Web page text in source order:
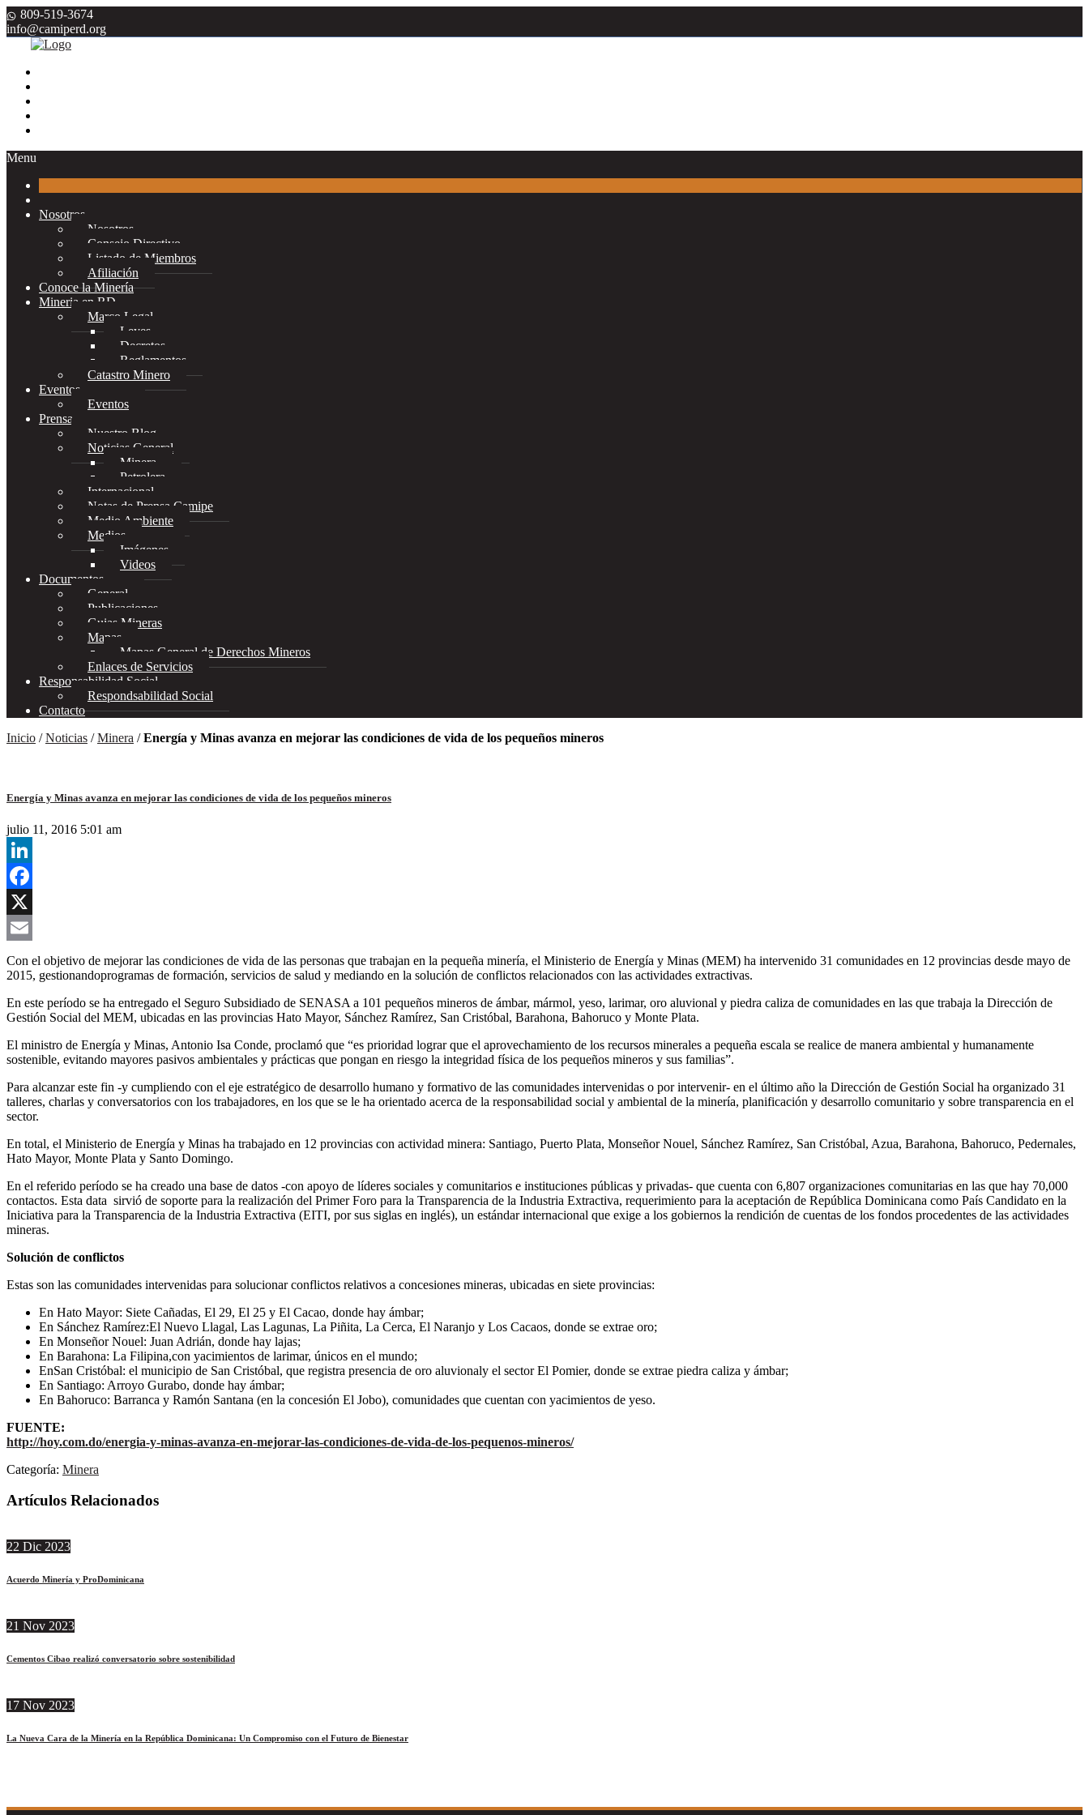
809-519-3674
info@camiperd.org
Menu
Nosotros
Nosotros
Consejo Directivo
Listado de Miembros
Afiliación
Conoce la Minería
Mineria en RD
Marco Legal
Leyes
Decretos
Reglamentos
Catastro Minero
Eventos
Eventos
Prensa
Nuestro Blog
Noticias General
Minera
Petrolera
Internacional
Notas de Prensa Camipe
Medio Ambiente
Medios
Imágenes
Videos
Documentos
General
Publicaciones
Guias Mineras
Mapas
Mapas General de Derechos Mineros
Enlaces de Servicios
Responsabilidad Social
Respondsabilidad Social
Contacto
Inicio /Noticias /Minera /Energía y Minas avanza en mejorar las condiciones de vida de los pequeños mineros
Energía y Minas avanza en mejorar las condiciones de vida de los pequeños mineros
julio 11, 2016 5:01 am
LinkedIn
Facebook
X
Email
Con el objetivo de mejorar las condiciones de vida de las personas que trabajan en la pequeña minería, el Ministerio de Energía y Minas (MEM) ha intervenido 31 comunidades en 12 provincias desde mayo de
2015, gestionandoprogramas de formación, servicios de salud y mediando en la solución de conflictos relacionados con las actividades extractivas.
En este período se ha entregado el Seguro Subsidiado de SENASA a 101 pequeños mineros de ámbar, mármol, yeso, larimar, oro aluvional y piedra caliza de comunidades en las que trabaja la Dirección de
Gestión Social del MEM, ubicadas en las provincias Hato Mayor, Sánchez Ramírez, San Cristóbal, Barahona, Bahoruco y Monte Plata.
El ministro de Energía y Minas, Antonio Isa Conde, proclamó que “es prioridad lograr que el aprovechamiento de los recursos minerales a pequeña escala se realice de manera ambiental y humanamente
sostenible, evitando mayores pasivos ambientales y prácticas que pongan en riesgo la integridad física de los pequeños mineros y sus familias”.
Para alcanzar este fin -y cumpliendo con el eje estratégico de desarrollo humano y formativo de las comunidades intervenidas o por intervenir- en el último año la Dirección de Gestión Social ha organizado 31
talleres, charlas y conversatorios con los trabajadores, en los que se le ha orientado acerca de la responsabilidad social y ambiental de la minería, planificación y desarrollo comunitario y sobre transparencia en el
sector.
En total, el Ministerio de Energía y Minas ha trabajado en 12 provincias con actividad minera: Santiago, Puerto Plata, Monseñor Nouel, Sánchez Ramírez, San Cristóbal, Azua, Barahona, Bahoruco, Pedernales,
Hato Mayor, Monte Plata y Santo Domingo.
En el referido período se ha creado una base de datos -con apoyo de líderes sociales y comunitarios e instituciones públicas y privadas- que cuenta con 6,807 organizaciones comunitarias en las que hay 70,000
contactos. Esta data sirvió de soporte para la realización del Primer Foro para la Transparencia de la Industria Extractiva, requerimiento para la aceptación de República Dominicana como País Candidato en la
Iniciativa para la Transparencia de la Industria Extractiva (EITI, por sus siglas en inglés), un estándar internacional que exige a los gobiernos la rendición de cuentas de los fondos procedentes de las actividades
mineras.
Solución de conflictos
Estas son las comunidades intervenidas para solucionar conflictos relativos a concesiones mineras, ubicadas en siete provincias:
En Hato Mayor: Siete Cañadas, El 29, El 25 y El Cacao, donde hay ámbar;
En Sánchez Ramírez:El Nuevo Llagal, Las Lagunas, La Piñita, La Cerca, El Naranjo y Los Cacaos, donde se extrae oro;
En Monseñor Nouel: Juan Adrián, donde hay lajas;
En Barahona: La Filipina,con yacimientos de larimar, únicos en el mundo;
EnSan Cristóbal: el municipio de San Cristóbal, que registra presencia de oro aluvionaly el sector El Pomier, donde se extrae piedra caliza y ámbar;
En Santiago: Arroyo Gurabo, donde hay ámbar;
En Bahoruco: Barranca y Ramón Santana (en la concesión El Jobo), comunidades que cuentan con yacimientos de yeso.
FUENTE:
http://hoy.com.do/energia-y-minas-avanza-en-mejorar-las-condiciones-de-vida-de-los-pequenos-mineros/
Categoría: Minera
Artículos Relacionados
22 Dic 2023
Acuerdo Minería y ProDominicana
21 Nov 2023
Cementos Cibao realizó conversatorio sobre sostenibilidad
17 Nov 2023
La Nueva Cara de la Minería en la República Dominicana: Un Compromiso con el Futuro de Bienestar